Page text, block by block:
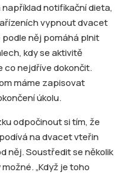
notifikační dieta,
vypnout dvacet
něj pomáhá plnit
kdy se aktivitě
co nejdříve dokončit.
máme zapisovat
úkolu.
odpočinout si tím, že
na dvacet vteřin
něj. Soustředit se několik
„Když je toho